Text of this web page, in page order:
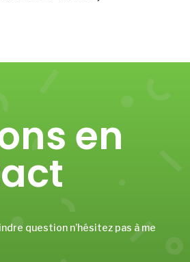
en
question n’hésitez pas à me